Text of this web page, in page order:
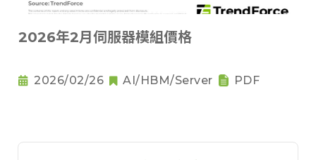
2026年2月伺服器模組價格
2026/02/26 AI/HBM/Server PDF